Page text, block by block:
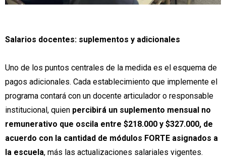
Salarios docentes: suplementos y adicionales
Uno de los puntos centrales de la medida es el esquema de
pagos adicionales. Cada establecimiento que implemente el
programa contará con un docente articulador o responsable
institucional, quien percibirá un suplemento mensual no
remunerativo que oscila entre $218.000 y $327.000, de
acuerdo con la cantidad de módulos FORTE asignados a
la escuela, más las actualizaciones salariales vigentes.